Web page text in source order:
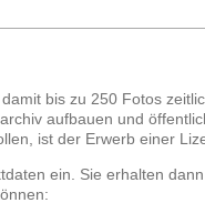
bis zu 250 Fotos
aufbauen und
ist der Erwerb einer
ein. Sie erhalten